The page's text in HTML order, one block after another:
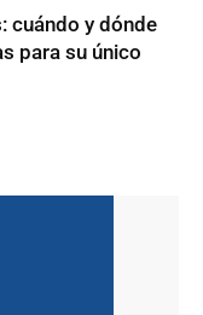
cuándo y dónde
para su único